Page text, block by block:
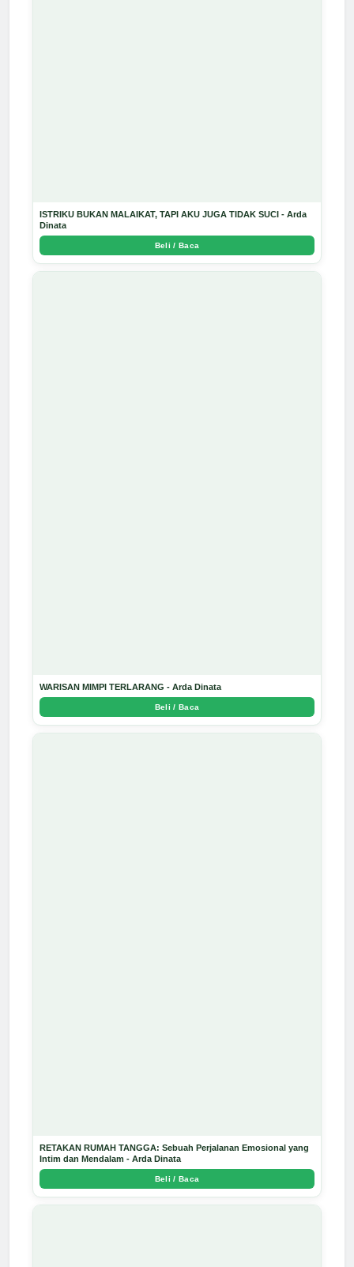
ISTRIKU BUKAN MALAIKAT, TAPI AKU JUGA TIDAK SUCI - Arda
Dinata
Beli / Baca
WARISAN MIMPI TERLARANG - Arda Dinata
Beli / Baca
RETAKAN RUMAH TANGGA: Sebuah Perjalanan Emosional yang
Intim dan Mendalam - Arda Dinata
Beli / Baca